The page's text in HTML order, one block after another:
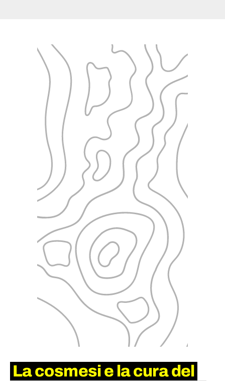
La cosmesi e la cura del